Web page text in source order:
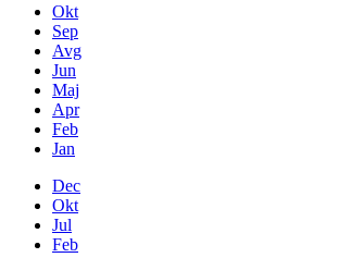
Okt
Sep
Avg
Jun
Maj
Apr
Feb
Jan
Dec
Okt
Jul
Feb